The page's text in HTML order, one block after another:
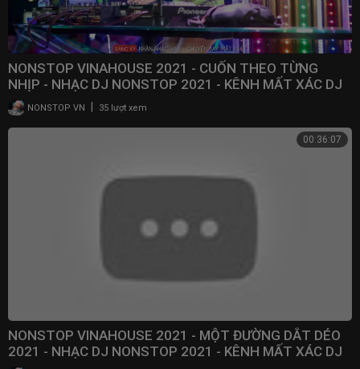
NONSTOP VINAHOUSE 2021 - CUỐN THEO TỪNG
NHỊP - NHẠC DJ NONSTOP 2021 - KÊNH MẤT XÁC DJ
NONSTOP VN 35 lượt xem
00:36:07
NONSTOP VINAHOUSE 2021 - MỘT ĐƯỜNG DẮT DÉO
2021 - NHẠC DJ NONSTOP 2021 - KÊNH MẤT XÁC DJ